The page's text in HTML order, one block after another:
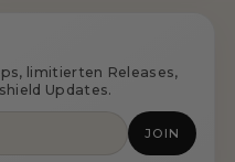
limitierten Releases,
Updates.
JOIN